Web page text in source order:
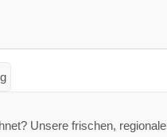
Unsere frischen,